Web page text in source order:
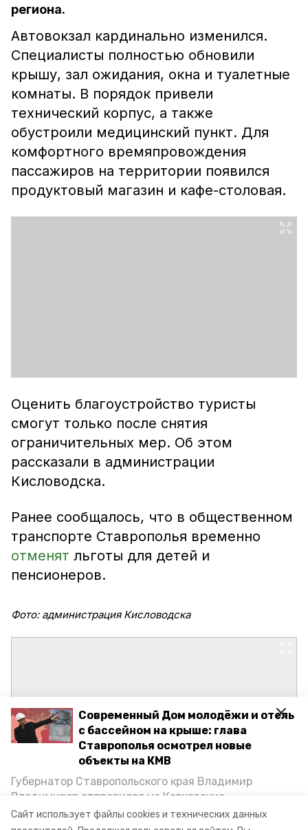
Сайт использует файлы cookies и технических данных
Современный Дом молодёжи и отель
с бассейном на крыше: глава
Ставрополья осмотрел новые
объекты на КМВ
Губернатор Ставропольского края Владимир
Владимиров отправился на Кавказские
Минеральные Воды, чтобы проинспектировать
строительство объектов в Кисловодске и
региона.
Автовокзал кардинально изменился.
Специалисты полностью обновили
крышу, зал ожидания, окна и туалетные
комнаты. В порядок привели
технический корпус, а также
обустроили медицинский пункт. Для
комфортного времяпровождения
пассажиров на территории появился
продуктовый магазин и кафе-столовая.
Оценить благоустройство туристы
смогут только после снятия
ограничительных мер. Об этом
рассказали в администрации
Кисловодска.
Ранее сообщалось, что в общественном
транспорте Ставрополья временно
отменят льготы для детей и
пенсионеров.
Фото: администрация Кисловодска